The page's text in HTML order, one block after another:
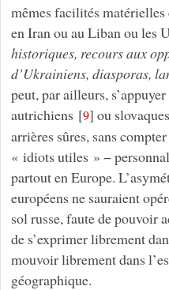
mêmes facilités matérielles
en Iran ou au Liban ou les
historiques, recours aux
d’Ukrainiens, diasporas,
peut, par ailleurs,
autrichiens [9] ou
arrières sûres, sans
« idiots utiles » −
partout en Europe.
européens ne sauraient
sol russe, faute de pouvoir
de s’exprimer librement
mouvoir librement dans
géographique.